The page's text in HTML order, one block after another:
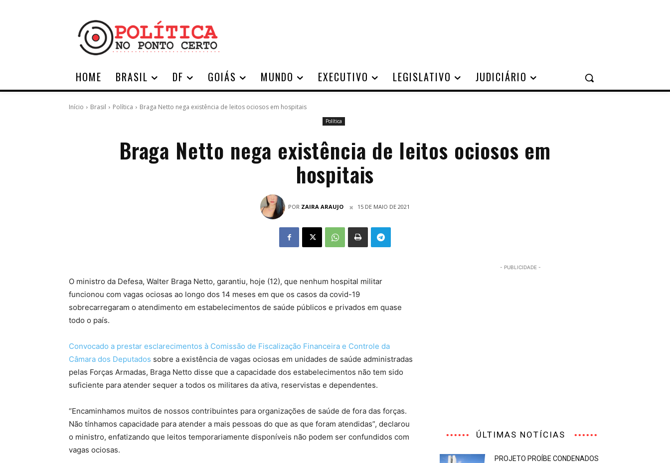
HOME BRASIL DF GOIÁS MUNDO EXECUTIVO LEGISLATIVO JUDICIÁRIO
Início Brasil Política Braga Netto nega existência de leitos ociosos em hospitais
Política
Braga Netto nega existência de leitos ociosos em
hospitais
POR ZAIRA ARAUJO 15 DE MAIO DE 2021
O ministro da Defesa, Walter Braga Netto, garantiu, hoje (12), que nenhum hospital militar
funcionou com vagas ociosas ao longo dos 14 meses em que os casos da covid-19
sobrecarregaram o atendimento em estabelecimentos de saúde públicos e privados em quase
todo o país.
Convocado a prestar esclarecimentos à Comissão de Fiscalização Financeira e Controle da
Câmara dos Deputados sobre a existência de vagas ociosas em unidades de saúde administradas
pelas Forças Armadas, Braga Netto disse que a capacidade dos estabelecimentos não tem sido
suficiente para atender sequer a todos os militares da ativa, reservistas e dependentes.
“Encaminhamos muitos de nossos contribuintes para organizações de saúde de fora das forças.
Não tínhamos capacidade para atender a mais pessoas do que as que foram atendidas”, declarou
o ministro, enfatizando que leitos temporariamente disponíveis não podem ser confundidos com
vagas ociosas.
- PUBLICIDADE -
ÚLTIMAS NOTÍCIAS
PROJETO PROÍBE CONDENADOS